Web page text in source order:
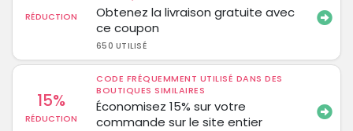
RÉDUCTION
Obtenez la livraison gratuite avec
ce coupon
650 UTILISÉ
15%
RÉDUCTION
CODE FRÉQUEMMENT UTILISÉ DANS DES
BOUTIQUES SIMILAIRES
Économisez 15% sur votre
commande sur le site entier